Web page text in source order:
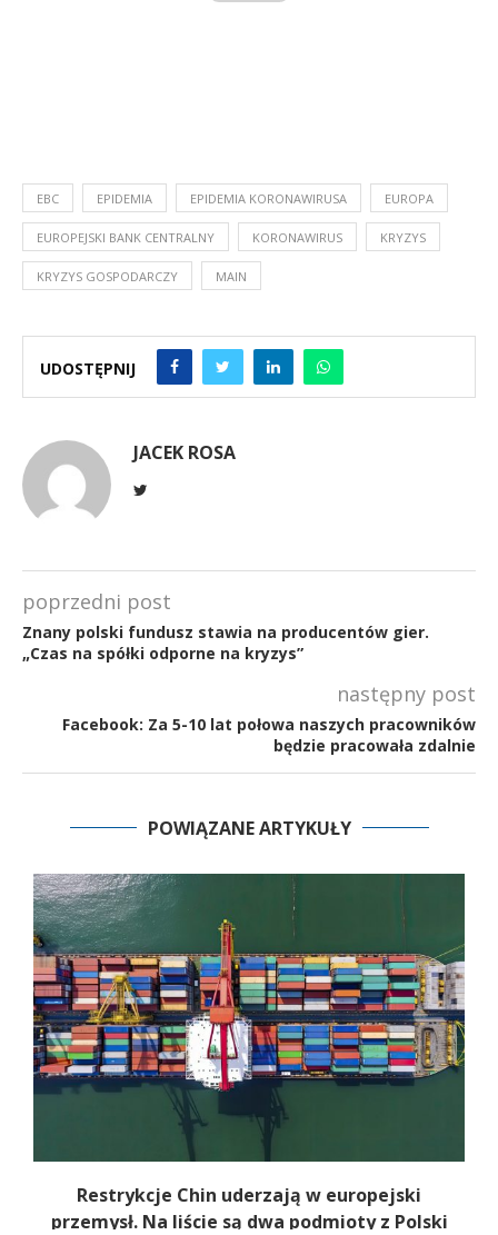
EBC EPIDEMIA EPIDEMIA KORONAWIRUSA EUROPA
EUROPEJSKI BANK CENTRALNY KORONAWIRUS KRYZYS
KRYZYS GOSPODARCZY MAIN
UDOSTĘPNIJ
JACEK ROSA
poprzedni post
Znany polski fundusz stawia na producentów gier.
„Czas na spółki odporne na kryzys”
następny post
Facebook: Za 5-10 lat połowa naszych pracowników
będzie pracowała zdalnie
POWIĄZANE ARTYKUŁY
Restrykcje Chin uderzają w europejski
przemysł. Na liście są dwa podmioty z Polski